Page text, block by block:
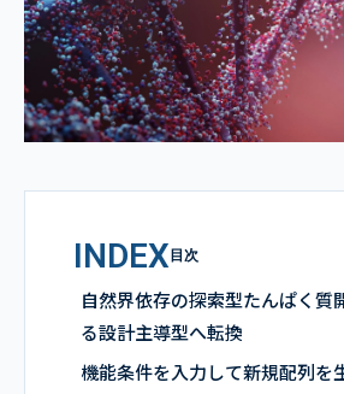
INDEX 目次
自然界依存の探索型たんぱく質
る設計主導型へ転換
機能条件を入力して新規配列を